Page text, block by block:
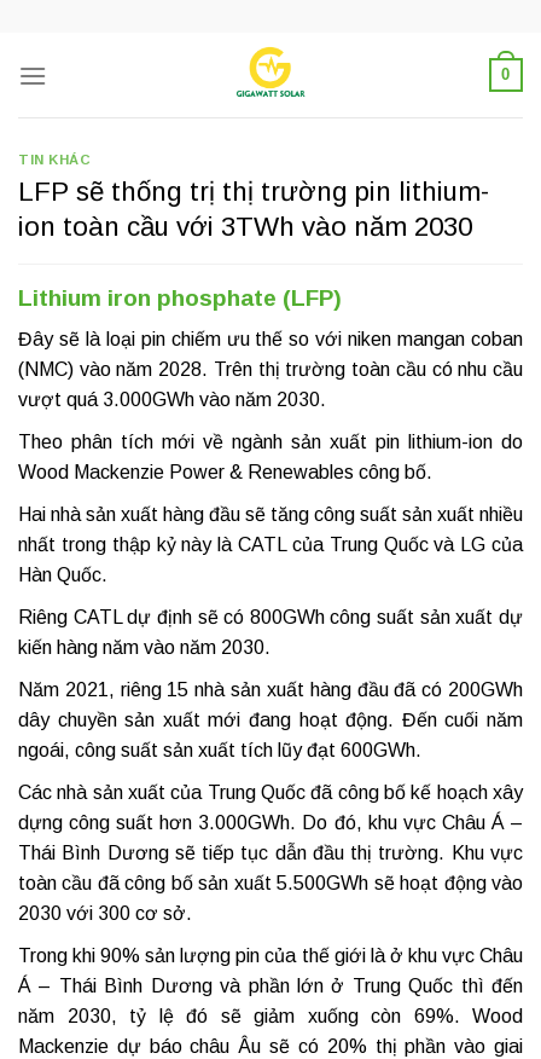
content
0
TIN KHÁC
LFP sẽ thống trị thị trường pin lithium-
ion toàn cầu với 3TWh vào năm 2030
Lithium iron phosphate (LFP)
Đây sẽ là loại pin chiếm ưu thế so với niken mangan coban
(NMC) vào năm 2028. Trên thị trường toàn cầu có nhu cầu
vượt quá 3.000GWh vào năm 2030.
Theo phân tích mới về ngành sản xuất pin lithium-ion do
Wood Mackenzie Power & Renewables công bố.
Hai nhà sản xuất hàng đầu sẽ tăng công suất sản xuất nhiều
nhất trong thập kỷ này là CATL của Trung Quốc và LG của
Hàn Quốc.
Riêng CATL dự định sẽ có 800GWh công suất sản xuất dự
kiến hàng năm vào năm 2030.
Năm 2021, riêng 15 nhà sản xuất hàng đầu đã có 200GWh
dây chuyền sản xuất mới đang hoạt động. Đến cuối năm
ngoái, công suất sản xuất tích lũy đạt 600GWh.
Các nhà sản xuất của Trung Quốc đã công bố kế hoạch xây
dựng công suất hơn 3.000GWh. Do đó, khu vực Châu Á –
Thái Bình Dương sẽ tiếp tục dẫn đầu thị trường. Khu vực
toàn cầu đã công bố sản xuất 5.500GWh sẽ hoạt động vào
2030 với 300 cơ sở.
Trong khi 90% sản lượng pin của thế giới là ở khu vực Châu
Á – Thái Bình Dương và phần lớn ở Trung Quốc thì đến
năm 2030, tỷ lệ đó sẽ giảm xuống còn 69%. Wood
Mackenzie dự báo châu Âu sẽ có 20% thị phần vào giai